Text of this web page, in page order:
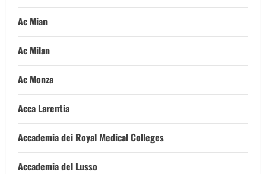
Ac Mian
Ac Milan
Ac Monza
Acca Larentia
Accademia dei Royal Medical Colleges
Accademia del Lusso